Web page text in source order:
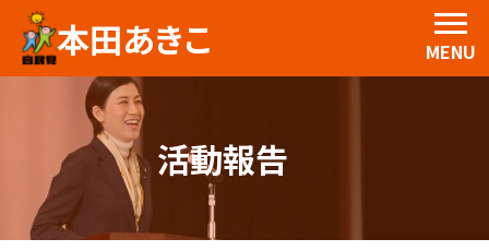
本田あきこ MENU
活動報告